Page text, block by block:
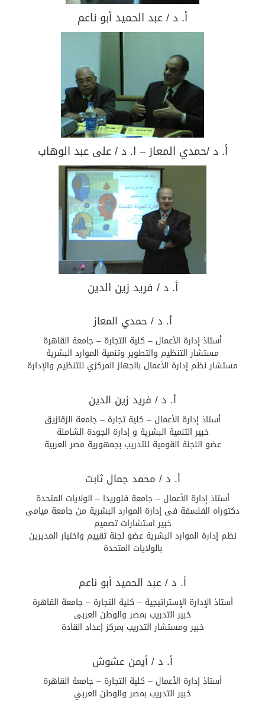
أ. د / عبد الحميد أبو ناعم
أ. د /حمدي المعاز – ا. د / على عبد الوهاب
أ. د / فريد زين الدين
أ. د / حمدي المعاز
أستاذ إدارة الأعمال – كلية التجارة – جامعة القاهرة
مستشار التنظيم والتطوير وتنمية الموارد البشرية
مستشار نظم إدارة الأعمال بالجهاز المركزي للتنظيم والإدارة
أ. د / فريد زين الدين
أستاذ إدارة الأعمال – كلية تجارة – جامعة الزقازيق
خبير التنمية البشرية و إدارة الجودة الشاملة
عضو اللجنة القومية للتدريب بجمهورية مصر العربية
أ. د / محمد جمال ثابت
أستاذ إدارة الأعمال – جامعة فلوريدا – الولايات المتحدة
دكتوراه الفلسفة فى إدارة الموارد البشرية من جامعة ميامى
خبير استشارات تصميم
نظم إدارة الموارد البشرية عضو لجنة تقييم واختيار المديرين
بالولايات المتحدة
أ. د / عبد الحميد أبو ناعم
أستاذ الإدارة الإستراتيجية – كلية التجارة – جامعة القاهرة
خبير التدريب بمصر والوطن العربى
خبير ومستشار التدريب بمركز إعداد القادة
أ. د / أيمن عشوش
أستاذ إدارة الأعمال – كلية التجارة – جامعة القاهرة
خبير التدريب بمصر والوطن العربي